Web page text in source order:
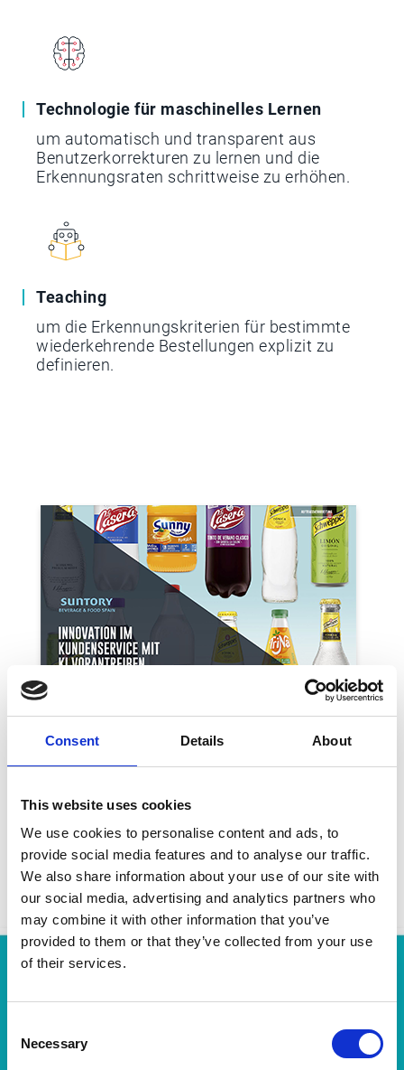
Consent Details About
This website uses cookies
We use cookies to personalise content and ads, to
provide social media features and to analyse our traffic.
We also share information about your use of our site with
our social media, advertising and analytics partners who
may combine it with other information that you’ve
provided to them or that they’ve collected from your use
of their services.
Selection
Necessary
Technologie für maschinelles Lernen
um automatisch und transparent aus
Benutzerkorrekturen zu lernen und die
Erkennungsraten schrittweise zu erhöhen.
Teaching
um die Erkennungskriterien für bestimmte
wiederkehrende Bestellungen explizit zu
definieren.
enorme Verbesserung der Qualität und
der Effizienz festgestellt."
María Jose Ortiz, Food Channel Manager,
Customer Service, Suntory Beverage & Food
Spain
Customer Story lesen
Technologie und